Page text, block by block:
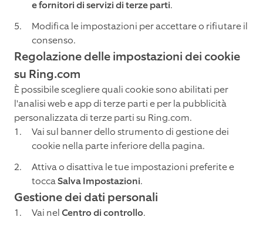
e fornitori di servizi di terze parti.
Modifica le impostazioni per accettare o rifiutare il
consenso.
Regolazione delle impostazioni dei cookie
su Ring.com
È possibile scegliere quali cookie sono abilitati per
l'analisi web e app di terze parti e per la pubblicità
personalizzata di terze parti su Ring.com.
Vai sul banner dello strumento di gestione dei
cookie nella parte inferiore della pagina.
Attiva o disattiva le tue impostazioni preferite e
toccaSalva Impostazioni.
Gestione dei dati personali
Vai nelCentro di controllo.